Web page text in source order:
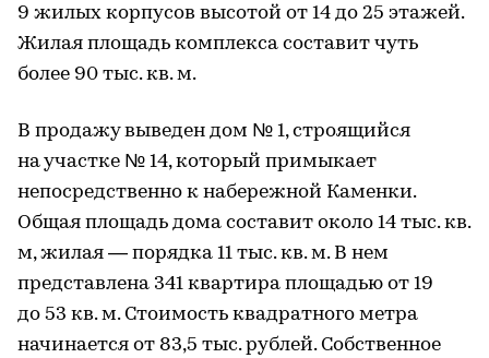
9 жилых корпусов высотой от 14 до 25 этажей.
Жилая площадь комплекса составит чуть
более 90 тыс. кв. м.
В продажу выведен дом № 1, строящийся
на участке № 14, который примыкает
непосредственно к набережной Каменки.
Общая площадь дома составит около 14 тыс. кв.
м, жилая — порядка 11 тыс. кв. м. В нем
представлена 341 квартира площадью от 19
до 53 кв. м. Стоимость квадратного метра
начинается от 83,5 тыс. рублей. Собственное